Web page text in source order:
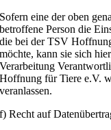
Sofern eine der oben
betroffene Person die
die bei der TSV
möchte, kann sie sich
Verarbeitung
Hoffnung für Tiere e.V.
veranlassen.
f) Recht auf